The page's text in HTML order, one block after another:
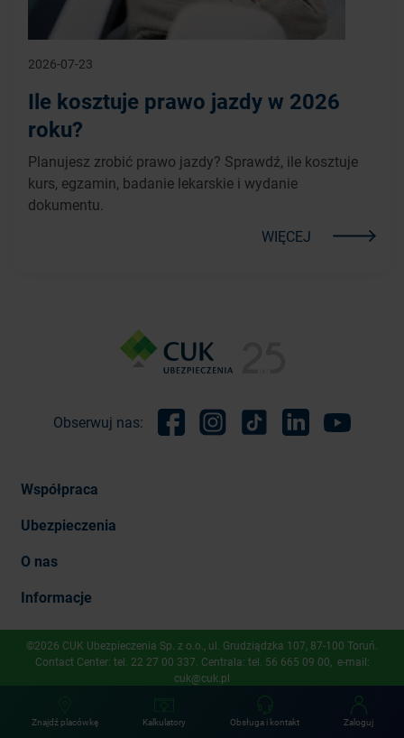
2026-07-23
Ile kosztuje prawo jazdy w 2026
roku?
Planujesz zrobić prawo jazdy? Sprawdź, ile kosztuje
kurs, egzamin, badanie lekarskie i wydanie
dokumentu.
WIĘCEJ
Znajdź placówkę Kalkulatory Obsługa i kontakt Zaloguj
Obserwuj nas:
Współpraca
Ubezpieczenia
O nas
Informacje
©2026 CUK Ubezpieczenia Sp. z o.o., ​ul. Grudziądzka 107, 87-100 Toruń.
Contact Center: tel. 22 27 00 337 . Centrala: tel. 56 665 09 00 , e-mail:
cuk@cuk.pl